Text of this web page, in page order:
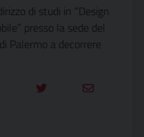
di studi in “Design
presso la sede del
Palermo a decorrere